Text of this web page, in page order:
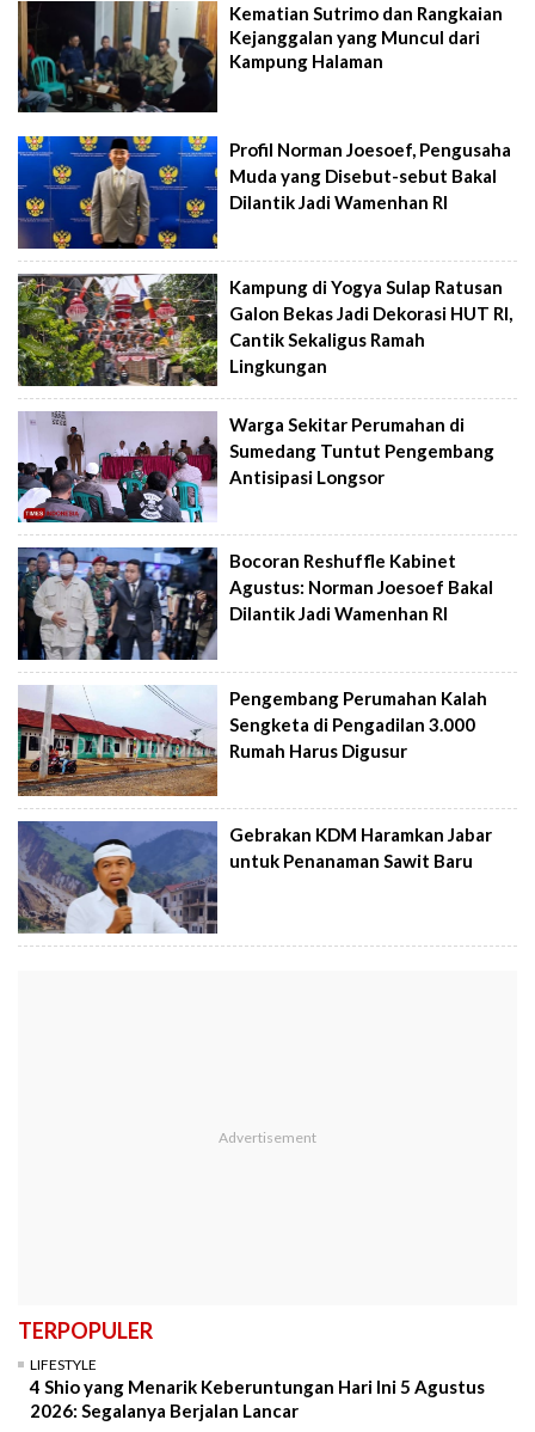
Kematian Sutrimo dan Rangkaian
Kejanggalan yang Muncul dari
Kampung Halaman
Profil Norman Joesoef, Pengusaha
Muda yang Disebut-sebut Bakal
Dilantik Jadi Wamenhan RI
Kampung di Yogya Sulap Ratusan
Galon Bekas Jadi Dekorasi HUT RI,
Cantik Sekaligus Ramah
Lingkungan
Warga Sekitar Perumahan di
Sumedang Tuntut Pengembang
Antisipasi Longsor
Bocoran Reshuffle Kabinet
Agustus: Norman Joesoef Bakal
Dilantik Jadi Wamenhan RI
Pengembang Perumahan Kalah
Sengketa di Pengadilan 3.000
Rumah Harus Digusur
Gebrakan KDM Haramkan Jabar
untuk Penanaman Sawit Baru
TERPOPULER
LIFESTYLE
4 Shio yang Menarik Keberuntungan Hari Ini 5 Agustus
2026: Segalanya Berjalan Lancar